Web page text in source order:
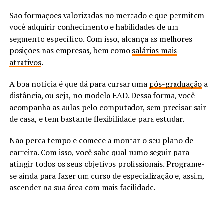
São formações valorizadas no mercado e que permitem
você adquirir conhecimento e habilidades de um
segmento específico. Com isso, alcança as melhores
posições nas empresas, bem como salários mais
atrativos.
A boa notícia é que dá para cursar uma pós-graduaçãoa
distância, ou seja, no modelo EAD. Dessa forma, você
acompanha as aulas pelo computador, sem precisar sair
de casa, e tem bastante flexibilidade para estudar.
Não perca tempo e comece a montar o seu plano de
carreira. Com isso, você sabe qual rumo seguir para
atingir todos os seus objetivos profissionais. Programe-
se ainda para fazer um curso de especialização e, assim,
ascender na sua área com mais facilidade.